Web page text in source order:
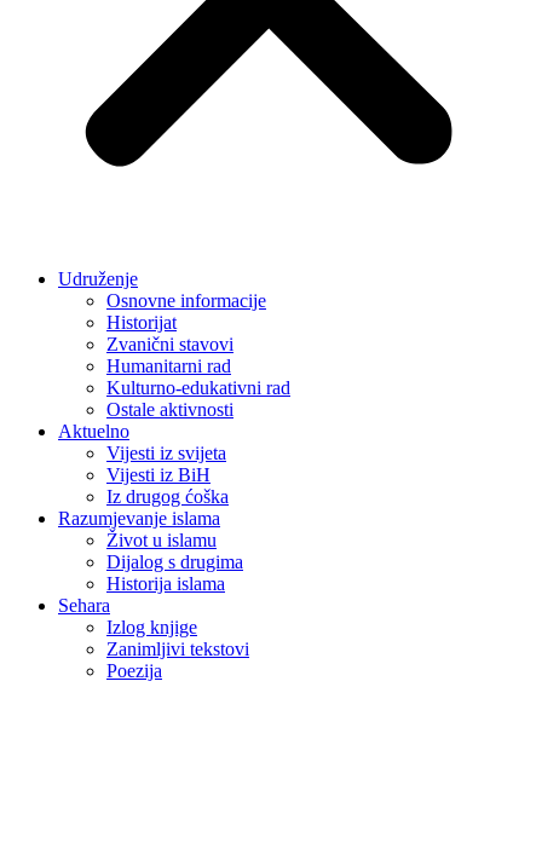
Udruženje
Osnovne informacije
Historijat
Zvanični stavovi
Humanitarni rad
Kulturno-edukativni rad
Ostale aktivnosti
Aktuelno
Vijesti iz svijeta
Vijesti iz BiH
Iz drugog ćoška
Razumjevanje islama
Život u islamu
Dijalog s drugima
Historija islama
Sehara
Izlog knjige
Zanimljivi tekstovi
Poezija